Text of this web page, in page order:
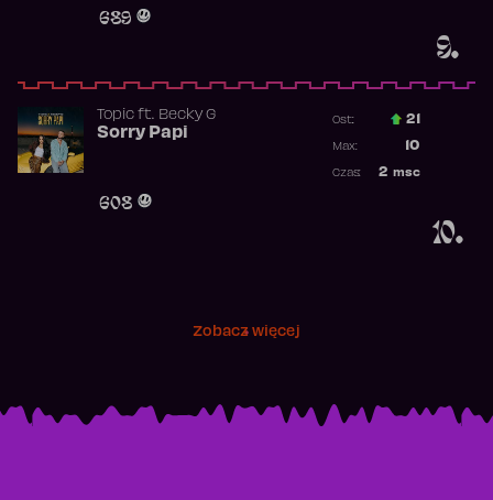
9.
689
10.
Topicft. Becky G
Sorry Papi
608
Ost.: 21
10
Max:
2 msc
Czas:
Zobacz więcej